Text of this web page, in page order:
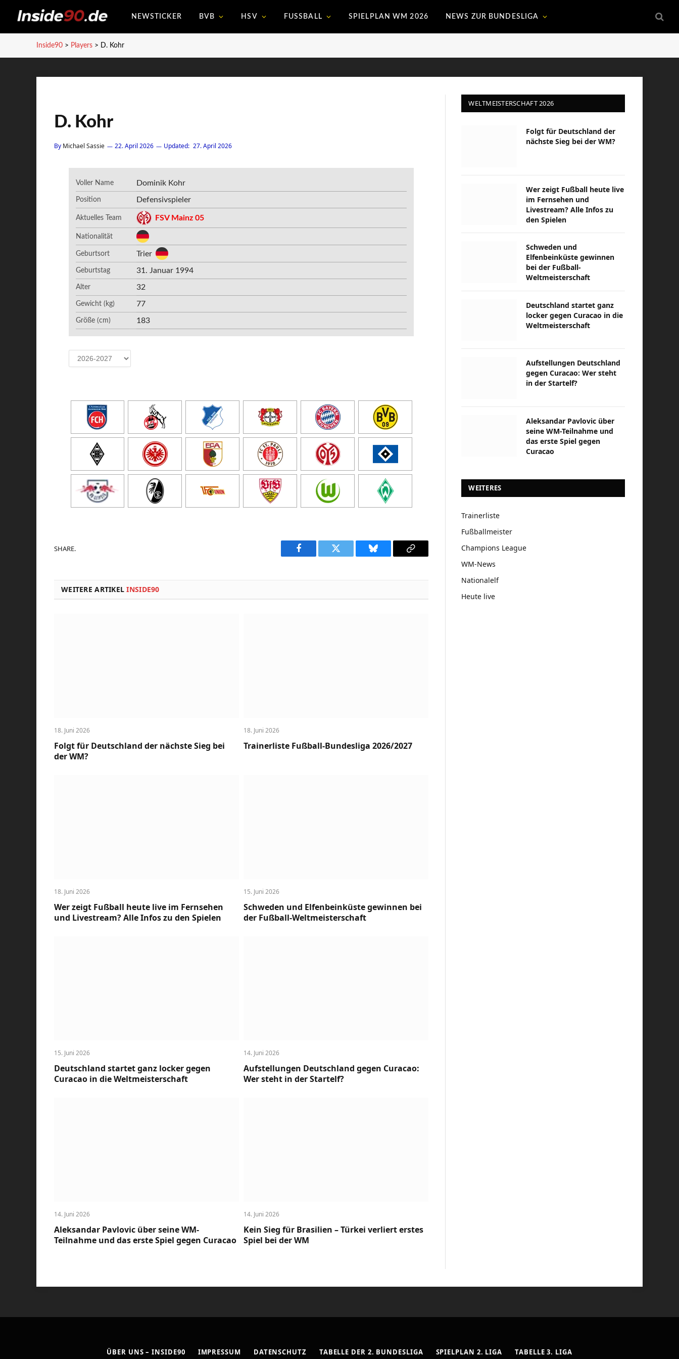
NEWSTICKER BVB HSV FUSSBALL SPIELPLAN WM 2026 NEWS ZUR BUNDESLIGA
Inside90 > Players > D. Kohr
D. Kohr
By Michael Sassie 22. April 2026 Updated: 27. April 2026
Voller Name Dominik Kohr
Position Defensivspieler
Aktuelles Team FSV Mainz 05
Nationalität
Geburtsort Trier
Geburtstag 31. Januar 1994
Alter 32
Gewicht (kg) 77
Größe (cm) 183
SHARE.
Facebook Twitter Bluesky
Copy
WEITERE ARTIKELINSIDE90
18. Juni 2026
Folgt für Deutschland der nächste Sieg bei
der WM?
18. Juni 2026
Trainerliste Fußball-Bundesliga 2026/2027
18. Juni 2026
Wer zeigt Fußball heute live im Fernsehen
und Livestream? Alle Infos zu den Spielen
15. Juni 2026
Schweden und Elfenbeinküste gewinnen bei
der Fußball-Weltmeisterschaft
15. Juni 2026
Deutschland startet ganz locker gegen
Curacao in die Weltmeisterschaft
14. Juni 2026
Aufstellungen Deutschland gegen Curacao:
Wer steht in der Startelf?
14. Juni 2026
Aleksandar Pavlovic über seine WM-
Teilnahme und das erste Spiel gegen Curacao
14. Juni 2026
Kein Sieg für Brasilien – Türkei verliert erstes
Spiel bei der WM
WELTMEISTERSCHAFT 2026
Folgt für Deutschland der
nächste Sieg bei der WM?
Wer zeigt Fußball heute live
im Fernsehen und
Livestream? Alle Infos zu
den Spielen
Schweden und
Elfenbeinküste gewinnen
bei der Fußball-
Weltmeisterschaft
Deutschland startet ganz
locker gegen Curacao in die
Weltmeisterschaft
Aufstellungen Deutschland
gegen Curacao: Wer steht
in der Startelf?
Aleksandar Pavlovic über
seine WM-Teilnahme und
das erste Spiel gegen
Curacao
WEITERES
Trainerliste
Fußballmeister
Champions League
WM-News
Nationalelf
Heute live
ÜBER UNS – INSIDE90 IMPRESSUM DATENSCHUTZ TABELLE DER 2. BUNDESLIGA SPIELPLAN 2. LIGA TABELLE 3. LIGA